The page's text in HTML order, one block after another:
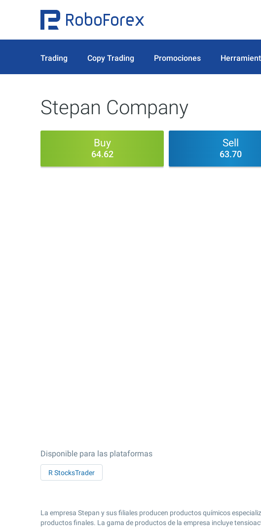
Trading Copy Trading Promociones
Stepan Company
Buy
64.62
Sell
63.70
Disponible para las plataformas
R StocksTrader
La empresa Stepan y sus filiales producen productos químicos
productos finales. La gama de productos de la empresa incluye